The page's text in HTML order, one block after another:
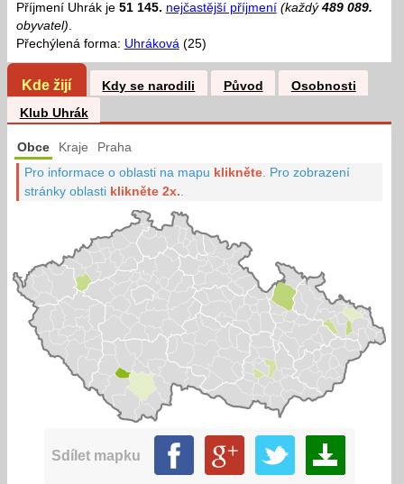
Příjmení Uhrák je 51 145. nejčastější příjmení (každý 489 089.
obyvatel).
Přechýlená forma: Uhráková(25)
Kde žijí Kdy se narodili Původ
Osobnosti
Klub Uhrák
Obce Kraje Praha
Pro informace o oblasti na mapu klikněte Pro zobrazení
stránky oblasti klikněte 2x.
Sdílet mapku